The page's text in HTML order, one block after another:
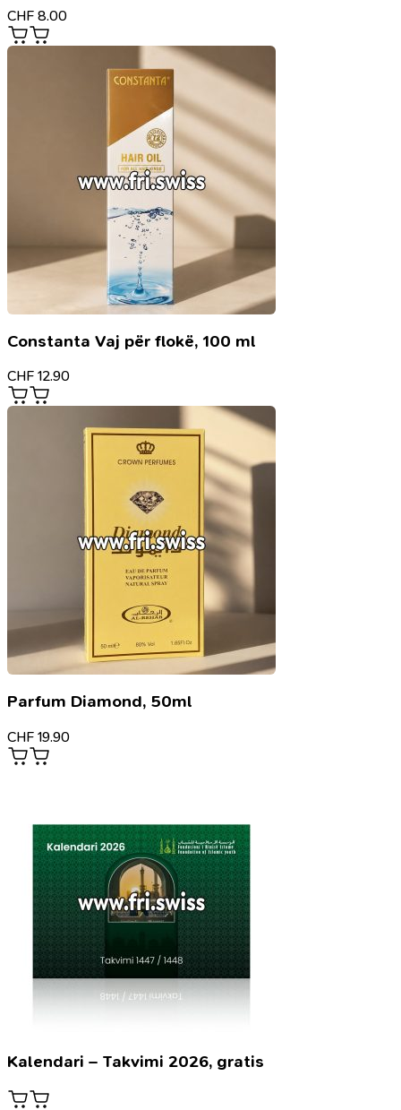
CHF 8.00
Constanta Vaj për flokë, 100 ml
CHF 12.90
Parfum Diamond, 50ml
CHF 19.90
Kalendari – Takvimi 2026, gratis